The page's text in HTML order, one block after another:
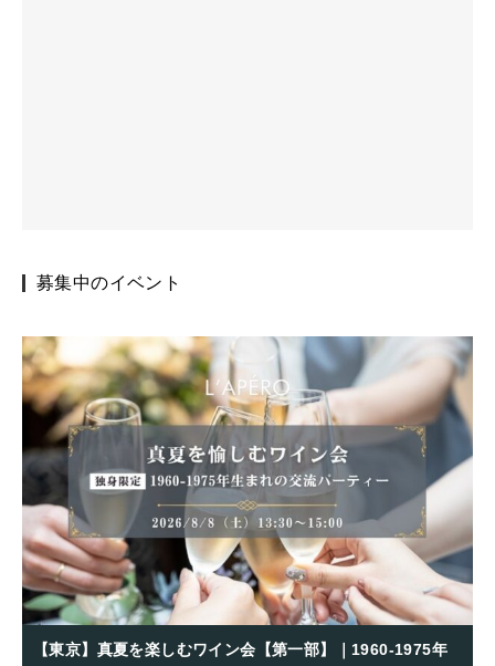
募集中のイベント
【東京】真夏を楽しむワイン会【第一部】｜1960-1975年